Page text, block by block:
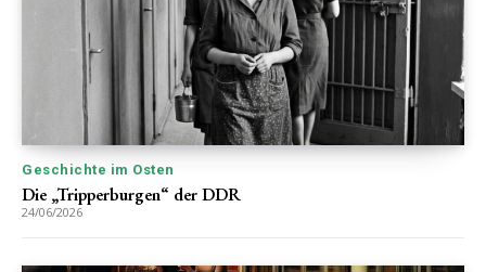
Geschichte im Osten
Die „Tripperburgen“ der DDR
24/06/2026